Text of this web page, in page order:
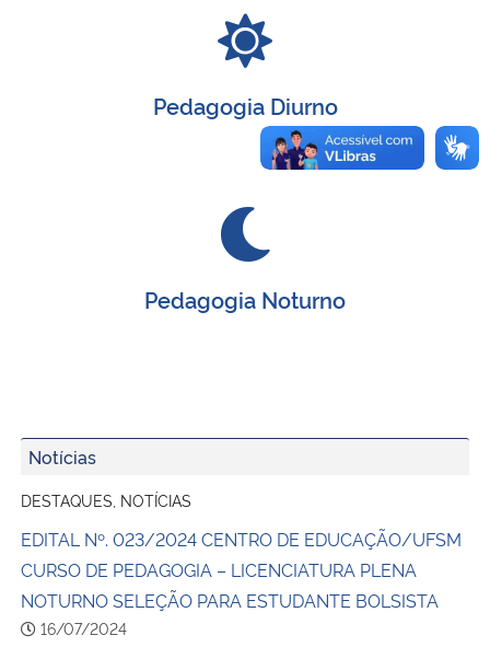
Pedagogia Diurno
Pedagogia Noturno
Notícias
DESTAQUES, NOTÍCIAS
EDITAL Nº. 023/2024 CENTRO DE EDUCAÇÃO/UFSM
CURSO DE PEDAGOGIA – LICENCIATURA PLENA
NOTURNO SELEÇÃO PARA ESTUDANTE BOLSISTA
16/07/2024